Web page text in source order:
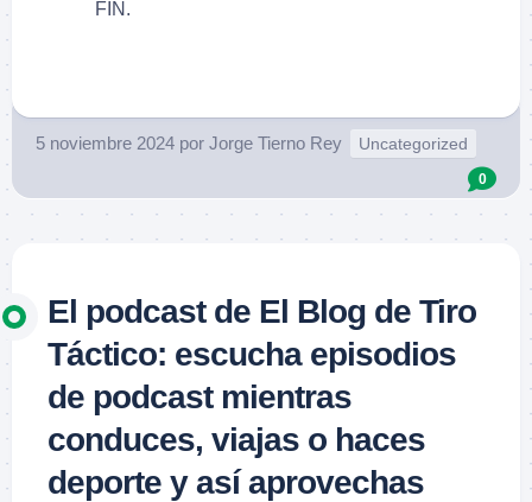
FIN.
5 noviembre 2024 por Jorge Tierno Rey Uncategorized
0
El podcast de El Blog de Tiro
Táctico: escucha episodios
de podcast mientras
conduces, viajas o haces
deporte y así aprovechas